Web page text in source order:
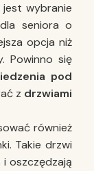
jest wybranie
seniora o
opcja niż
Powinno się
pod
z drzwiami
również
Takie drzwi
oszczędzają